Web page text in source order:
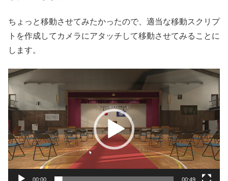
ちょっと移動させてみたかったので、適当な移動スクリプ
トを作成してカメラにアタッチして移動させてみることに
します。
動
画
プ
レ
ー
ヤ
ー
00:00 00:49